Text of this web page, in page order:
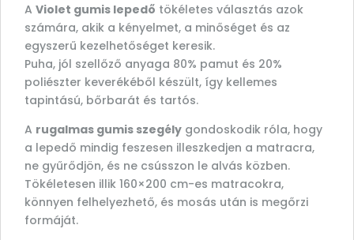
A Violet gumis lepedő tökéletes választás azok
számára, akik a kényelmet, a minőséget és az
egyszerű kezelhetőséget keresik.
Puha, jól szellőző anyaga 80% pamut és 20%
poliészter keverékéből készült, így kellemes
tapintású, bőrbarát és tartós.
A rugalmas gumis szegély gondoskodik róla, hogy
a lepedő mindig feszesen illeszkedjen a matracra,
ne gyűrődjön, és ne csússzon le alvás közben.
Tökéletesen illik 160×200 cm-es matracokra,
könnyen felhelyezhető, és mosás után is megőrzi
formáját.